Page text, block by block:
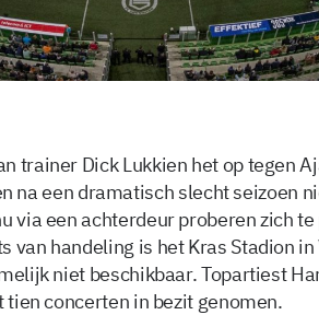
trainer Dick Lukkien het op tegen
na een dramatisch slecht seizoen
via een achterdeur proberen zich
van handeling is het Kras Stadion in
niet beschikbaar. Topartiest
concerten in bezit genomen.